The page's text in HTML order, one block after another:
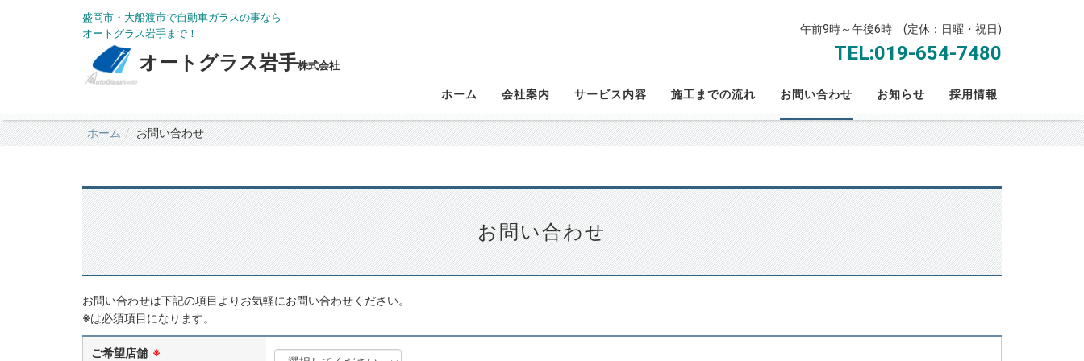
盛岡市・大船渡市で自動車ガラスの事なら
オートグラス岩手まで！
オートグラス岩手株式会社
午前9時～午後6時 (定休：日曜・祝日)
TEL:019-654-7480
ホーム 会社案内 サービス内容 施工までの流れ お問い合わせ お知らせ 採用情報
ホーム お問い合わせ
お問い合わせ
お問い合わせは下記の項目よりお気軽にお問い合わせください。
※は必須項目になります。
ご希望店舗 ※